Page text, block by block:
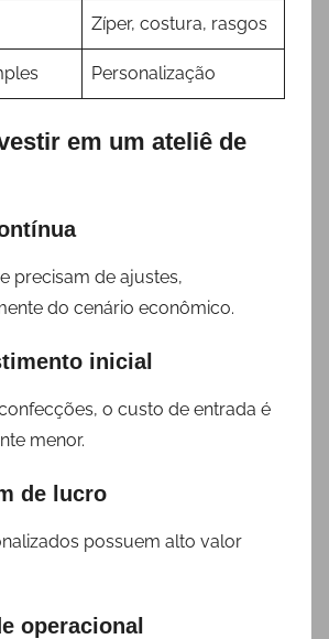
Zíper, costura, rasgos
Personalização
em um ateliê de
precisam de ajustes,
do cenário econômico.
inicial
o custo de entrada é
menor.
de lucro
possuem alto valor
operacional